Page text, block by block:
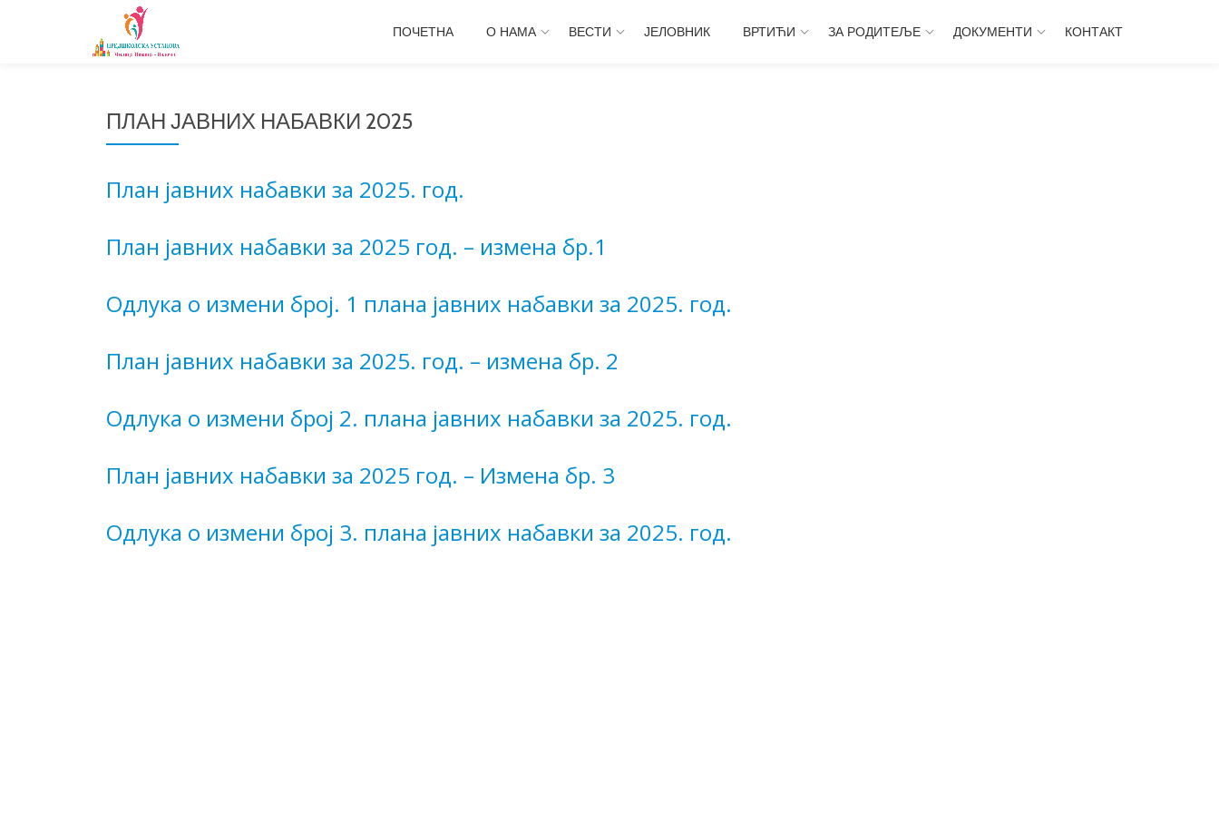
ПОЧЕТНА О НАМА ВЕСТИ ЈЕЛОВНИК ВРТИЋИ ЗА РОДИТЕЉЕ ДОКУМЕНТИ КОНТАКТ
ПЛАН ЈАВНИХ НАБАВКИ 2025
План јавних набавки за 2025. год.
План јавних набавки за 2025 год. – измена бр.1
Одлука о измени број. 1 плана јавних набавки за 2025. год.
План јавних набавки за 2025. год. – измена бр. 2
Одлука о измени број 2. плана јавних набавки за 2025. год.
План јавних набавки за 2025 год. – Измена бр. 3
Одлука о измени број 3. плана јавних набавки за 2025. год.